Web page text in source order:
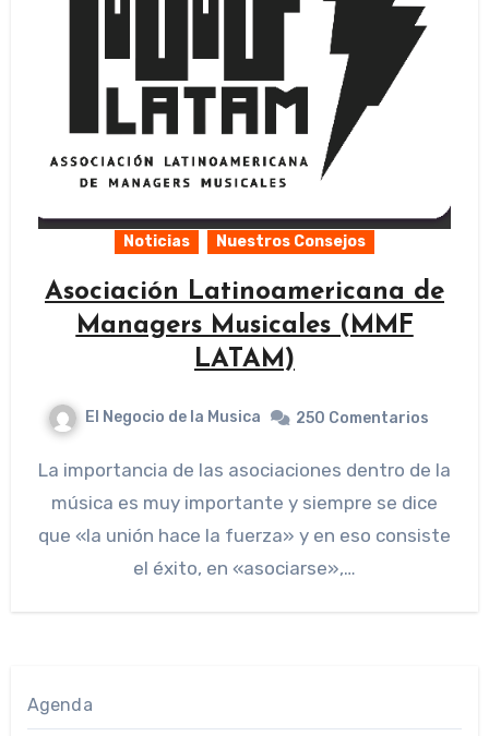
Noticias Nuestros Consejos
Asociación Latinoamericana de
Managers Musicales (MMF
LATAM)
El Negocio de la Musica 250 Comentarios
La importancia de las asociaciones dentro de la
música es muy importante y siempre se dice
que «la unión hace la fuerza» y en eso consiste
el éxito, en «asociarse»,…
Agenda